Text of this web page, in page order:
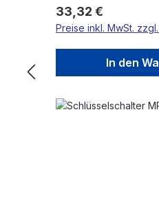
Regulärer Preis:
33,32 €
Preise inkl. MwSt.
In den